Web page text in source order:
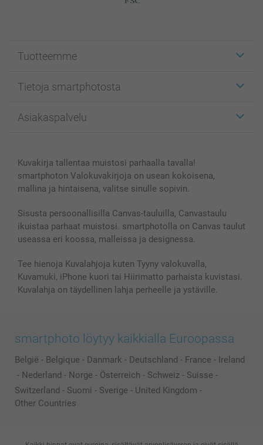
Tuotteemme
Kuvakortit
Kuvakirjat
Kännykkä & Tabletti
MyNameBook
Valokuvakehykset & Lisätarvikkeet
Lahjakortti
Kaikki kuvatuotteet
Tietoja smartphotosta
Affiliate ohjelma
Sivukartta
Ehdot/takuut
Asiakaspalvelu
smartbonus
Hinnat & maksutavat
Kuvakirja tallentaa muistosi parhaalla tavalla!
smartphoton Valokuvakirjoja on usean kokoisena,
mallina ja hintaisena, valitse sinulle sopivin.
Sisusta persoonallisilla Canvas-tauluilla, Canvastaulu
ikuistaa parhaat muistosi. smartphotolla on Canvas taulut
useassa eri koossa, malleissa ja designessa.
Tee hienoja Kuvalahjoja kuten Tyyny valokuvalla,
Kuvamuki, iPhone kuori tai Hiirimatto parhaista kuvistasi.
Kuvalahja on täydellinen lahja perheelle ja ystäville.
smartphoto löytyy kaikkialla Euroopassa
België - Belgique - Danmark - Deutschland - France - Ireland
- Nederland - Norge - Österreich - Schweiz - Suisse -
Switzerland - Suomi - Sverige - United Kingdom -
Other Countries